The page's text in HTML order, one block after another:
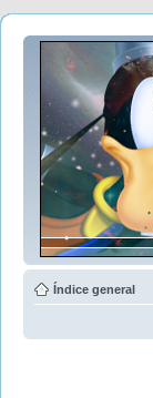
Índice general